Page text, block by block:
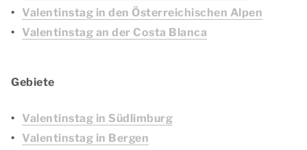
Valentinstag in den Österreichischen Alpen
Valentinstag an der Costa Blanca
Gebiete
Valentinstag in Südlimburg
Valentinstag in Bergen